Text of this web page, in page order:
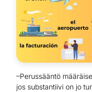
–Perussääntö
jos substantiivi on jo